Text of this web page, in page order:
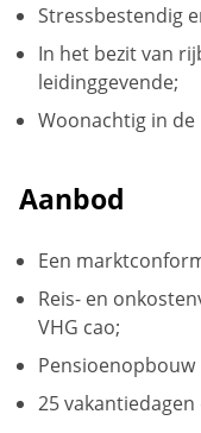
Stressbestendig
In het bezit van
leidinggevende;
Woonachtig in
Aanbod
Een
Reis- en
VHG cao;
Pensioenopbouw
25 vakantiedagen